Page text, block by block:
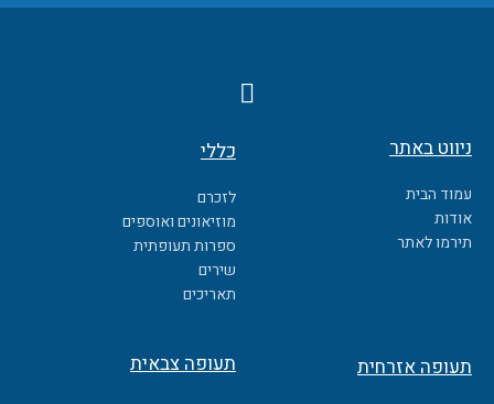
F
a
ניווט באתר
עמוד הבית
אודות
תירמו לאתר
כללי
לזכרם
מוזיאונים ואוספים
ספרות תעופתית
שירים
תאריכים
תעופה אזרחית תעופה צבאית